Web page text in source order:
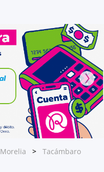
Morelia Tacámbaro